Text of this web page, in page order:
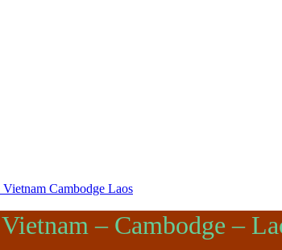
Cambodge Laos
– Cambodge –